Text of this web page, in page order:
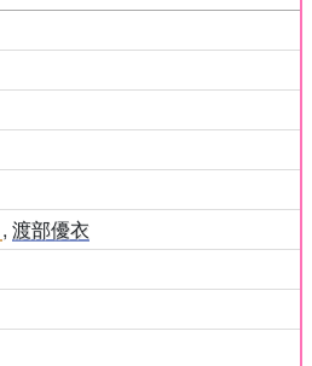
,渡部優衣